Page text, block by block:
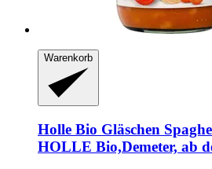
Warenkorb
Holle Bio Gläschen
HOLLE Bio,Demeter, ab